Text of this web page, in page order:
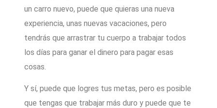
un carro nuevo, puede que quieras una nueva
experiencia, unas nuevas vacaciones, pero
tendrás que arrastrar tu cuerpo a trabajar todos
los días para ganar el dinero para pagar esas
cosas.
Y sí, puede que logres tus metas, pero es posible
que tengas que trabajar más duro y puede que te